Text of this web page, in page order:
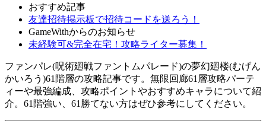
おすすめ記事
友達招待掲示板で招待コードを送ろう！
GameWithからのお知らせ
未経験可&完全在宅！攻略ライター募集！
ファンパレ(呪術廻戦ファントムパレード)の夢幻廻楼(むげん
かいろう)61階層の攻略記事です。無限回廊61層攻略パーテ
ィーや最強編成、攻略ポイントやおすすめキャラについて紹
介。61階強い、61勝てない方はぜひ参考にしてください。